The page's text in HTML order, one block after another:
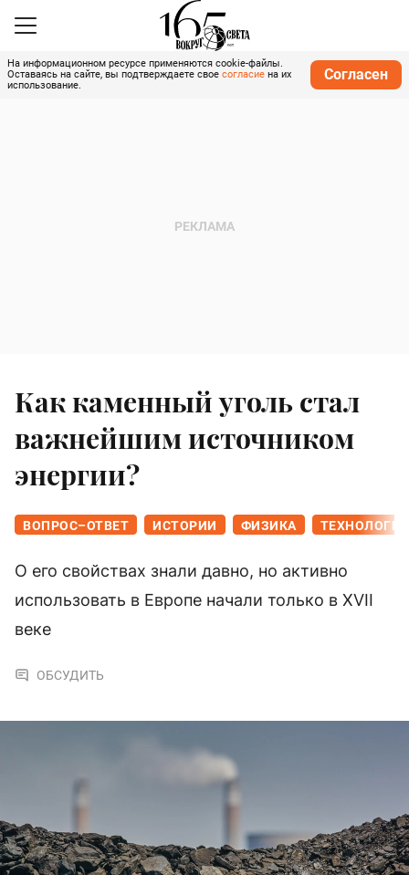
На информационном ресурсе применяются cookie-файлы.
Оставаясь на сайте, вы подтверждаете свое согласие на их
использование.
Согласен
Как каменный уголь стал
важнейшим источником
энергии?
ВОПРОС–ОТВЕТ ИСТОРИИ ФИЗИКА
О его свойствах знали давно, но активно
использовать в Европе начали только в XVII
веке
ОБСУДИТЬ